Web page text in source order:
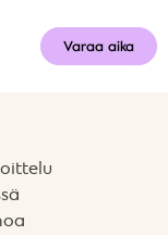
Varaa aika